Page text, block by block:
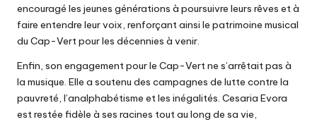
encouragé les jeunes générations à poursuivre leurs rêves et à
faire entendre leur voix, renforçant ainsi le patrimoine musical
du Cap-Vert pour les décennies à venir.
Enfin, son engagement pour le Cap-Vert ne s’arrêtait pas à
la musique. Elle a soutenu des campagnes de lutte contre la
pauvreté, l’analphabétisme et les inégalités. Cesaria Evora
est restée fidèle à ses racines tout au long de sa vie,